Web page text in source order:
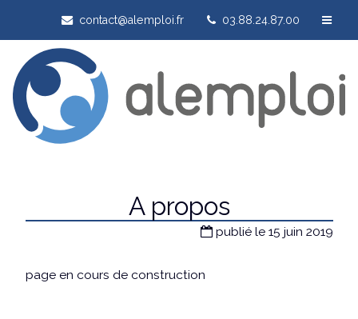
contact@alemploi.fr 03.88.24.87.00
A propos
publié le 15 juin 2019
page en cours de construction